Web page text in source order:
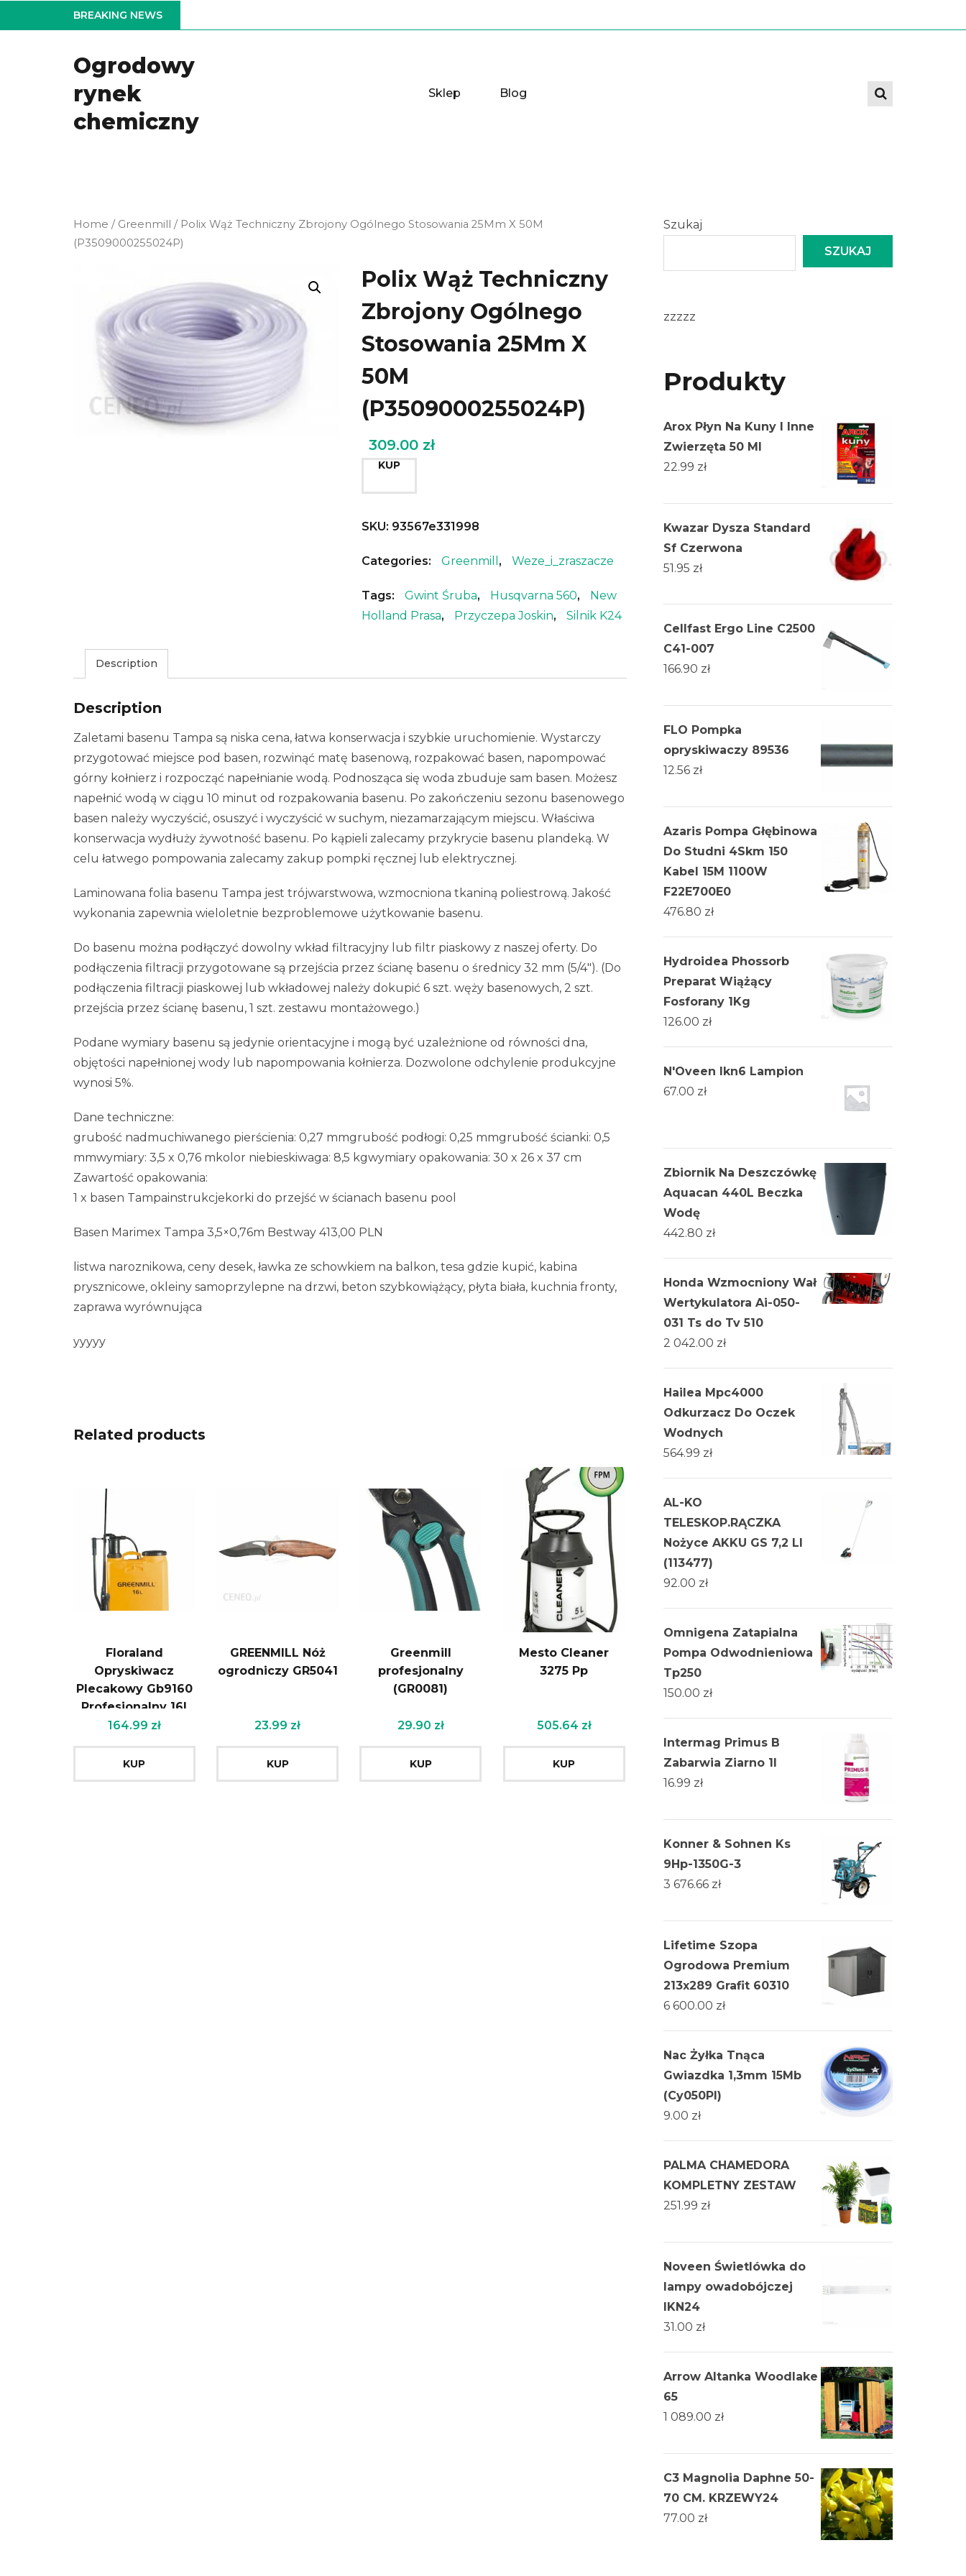
to
BREAKING NEWS
Ogrodowy
rynek
chemiczny
Sklep Blog
Home / Greenmill / Polix Wąż Techniczny Zbrojony Ogólnego Stosowania 25Mm X 50M
(P3509000255024P)
Polix Wąż Techniczny
Zbrojony Ogólnego
Stosowania 25Mm X
50M
(P3509000255024P)
309.00 zł
KUP
SKU: 93567e331998
Categories: Greenmill , Weze_i_zraszacze
Tags: Gwint Śruba, Husqvarna 560,
New
Holland Prasa, Przyczepa Joskin, Silnik K24
Description
Description
Zaletami basenu Tampa są niska cena, łatwa konserwacja i szybkie uruchomienie. Wystarczy
przygotować miejsce pod basen, rozwinąć matę basenową, rozpakować basen, napompować
górny kołnierz i rozpocząć napełnianie wodą. Podnosząca się woda zbuduje sam basen. Możesz
napełnić wodą w ciągu 10 minut od rozpakowania basenu. Po zakończeniu sezonu basenowego
basen należy wyczyścić, osuszyć i wyczyścić w suchym, niezamarzającym miejscu. Właściwa
konserwacja wydłuży żywotność basenu. Po kąpieli zalecamy przykrycie basenu plandeką. W
celu łatwego pompowania zalecamy zakup pompki ręcznej lub elektrycznej.
Laminowana folia basenu Tampa jest trójwarstwowa, wzmocniona tkaniną poliestrową. Jakość
wykonania zapewnia wieloletnie bezproblemowe użytkowanie basenu.
Do basenu można podłączyć dowolny wkład filtracyjny lub filtr piaskowy z naszej oferty. Do
podłączenia filtracji przygotowane są przejścia przez ścianę basenu o średnicy 32 mm (5/4″). (Do
podłączenia filtracji piaskowej lub wkładowej należy dokupić 6 szt. węży basenowych, 2 szt.
przejścia przez ścianę basenu, 1 szt. zestawu montażowego.)
Podane wymiary basenu są jedynie orientacyjne i mogą być uzależnione od równości dna,
objętości napełnionej wody lub napompowania kołnierza. Dozwolone odchylenie produkcyjne
wynosi 5%.
Dane techniczne:
grubość nadmuchiwanego pierścienia: 0,27 mmgrubość podłogi: 0,25 mmgrubość ścianki: 0,5
mmwymiary: 3,5 x 0,76 mkolor niebieskiwaga: 8,5 kgwymiary opakowania: 30 x 26 x 37 cm
Zawartość opakowania:
1 x basen Tampainstrukcjekorki do przejść w ścianach basenu pool
Basen Marimex Tampa 3,5×0,76m Bestway 413,00 PLN
listwa naroznikowa, ceny desek, ławka ze schowkiem na balkon, tesa gdzie kupić, kabina
prysznicowe, okleiny samoprzylepne na drzwi, beton szybkowiążący, płyta biała, kuchnia fronty,
zaprawa wyrównująca
yyyyy
Related products
Floraland
Opryskiwacz
Plecakowy Gb9160
Profesjonalny 16l
164.99 zł
KUP
GREENMILL Nóż
ogrodniczy GR5041
23.99 zł
KUP
Greenmill
profesjonalny
(GR0081)
29.90 zł
KUP
Mesto Cleaner
3275 Pp
505.64 zł
KUP
Szukaj
SZUKAJ
zzzzz
Produkty
Arox Płyn Na Kuny I Inne
Zwierzęta 50 Ml
22.99 zł
Kwazar Dysza Standard
Sf Czerwona
51.95 zł
Cellfast Ergo Line C2500
C41-007
166.90 zł
FLO Pompka
opryskiwaczy 89536
12.56 zł
Azaris Pompa Głębinowa
Do Studni 4Skm 150
Kabel 15M 1100W
F22E700E0
476.80 zł
Hydroidea Phossorb
Preparat Wiążący
Fosforany 1Kg
126.00 zł
N'Oveen Ikn6 Lampion
67.00 zł
Zbiornik Na Deszczówkę
Aquacan 440L Beczka
Wodę
442.80 zł
Honda Wzmocniony Wał
Wertykulatora Ai-050-
031 Ts do Tv 510
2 042.00 zł
Hailea Mpc4000
Odkurzacz Do Oczek
Wodnych
564.99 zł
AL-KO
TELESKOP.RĄCZKA
Nożyce AKKU GS 7,2 LI
(113477)
92.00 zł
Omnigena Zatapialna
Pompa Odwodnieniowa
Tp250
150.00 zł
Intermag Primus B
Zabarwia Ziarno 1l
16.99 zł
Konner & Sohnen Ks
9Hp-1350G-3
3 676.66 zł
Lifetime Szopa
Ogrodowa Premium
213x289 Grafit 60310
6 600.00 zł
Nac Żyłka Tnąca
Gwiazdka 1,3mm 15Mb
(Cy050Pl)
9.00 zł
PALMA CHAMEDORA
KOMPLETNY ZESTAW
251.99 zł
Noveen Świetlówka do
lampy owadobójczej
IKN24
31.00 zł
Arrow Altanka Woodlake
65
1 089.00 zł
C3 Magnolia Daphne 50-
70 CM. KRZEWY24
77.00 zł